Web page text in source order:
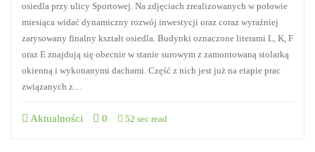
osiedla przy ulicy Sportowej. Na zdjęciach zrealizowanych w połowie
miesiąca widać dynamiczny rozwój inwestycji oraz coraz wyraźniej
zarysowany finalny kształt osiedla. Budynki oznaczone literami L, K, F
oraz E znajdują się obecnie w stanie surowym z zamontowaną stolarką
okienną i wykonanymi dachami. Część z nich jest już na etapie prac
związanych z…
Aktualności 0 52 sec read